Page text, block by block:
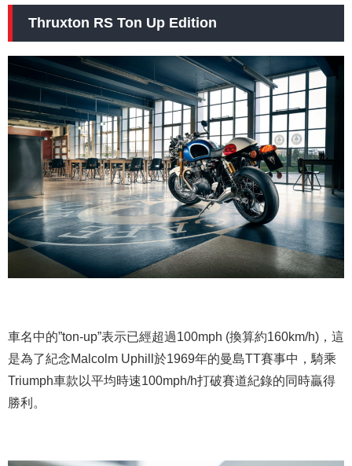
Thruxton RS Ton Up Edition
車名中的”ton-up”表示已經超過100mph (換算約160km/h)，這
是為了紀念Malcolm Uphill於1969年的曼島TT賽事中，騎乘
Triumph車款以平均時速100mph/h打破賽道紀錄的同時贏得
勝利。